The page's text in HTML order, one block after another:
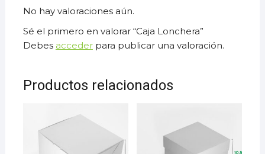
No hay valoraciones aún.
Sé el primero en valorar “Caja Lonchera”
Debes accederpara publicar una valoración.
Productos relacionados